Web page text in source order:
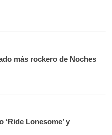
más rockero de Noches
Lonesome’ y